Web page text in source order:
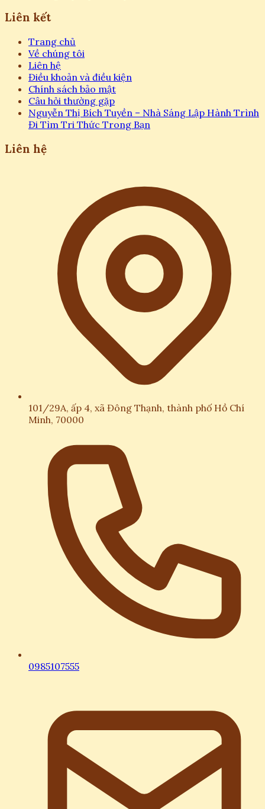
Liên kết
Trang chủ
Về chúng tôi
Liên hệ
Điều khoản và điều kiện
Chính sách bảo mật
Câu hỏi thường gặp
Nguyễn Thị Bích Tuyền – Nhà Sáng Lập Hành Trình
Đi Tìm Tri Thức Trong Bạn
Liên hệ
101/29A, ấp 4, xã Đông Thạnh, thành phố Hồ Chí
Minh, 70000
0985107555